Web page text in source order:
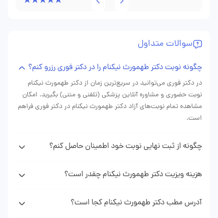
هدفمند، طرح درمانی مشخصی ارائه دادند: ترکیبی از داروهای
پاسخ می‌گرفتم و برنامه‌ام بر اساس پیشرفت اصلاح می‌شد. بعد
از چند ماه، سرفه‌ها کاهش یافت و انرژیم برگشت. اینکه پزشک
هم علائم را درمان می‌کند و هم راه‌های عملی برای زندگی بهتر
سوالات متداول
چگونه نوبت دکتر طهمورث نیکنام را در دکتر فوری رزرو کنم؟
در دکتر فوری می‌توانید در سریع‌ترین زمان از دکتر طهمورث نیکنام
نوبت حضوری و مشاوره آنلاین پزشکی (تلفنی و متنی) بگیرید. امکان
مشاهده تمام نوبت‌های آزاد دکتر طهمورث نیکنام در دکتر فوری فراهم
است.
چگونه از ثبت نهایی نوبت خود اطمینان حاصل کنم؟
پیامکی (sms) حاوی اطلاعات نوبت رزرو شده دریافت خواهید کرد که
نشان دهنده ثبت موفقیت آمیز نوبت شما می باشد.
هزینه ویزیت دکتر طهمورث نیکنام چقدر است؟
(نوبت حضوری، مشاوره تلفنی، مشاوره متنی) متغیر است. با مراجعه
به پروفایل دکتر طهمورث نیکنام در وبسایت دکتر فوری می‌توانید
آدرس مطب دکتر طهمورث نیکنام کجا است؟